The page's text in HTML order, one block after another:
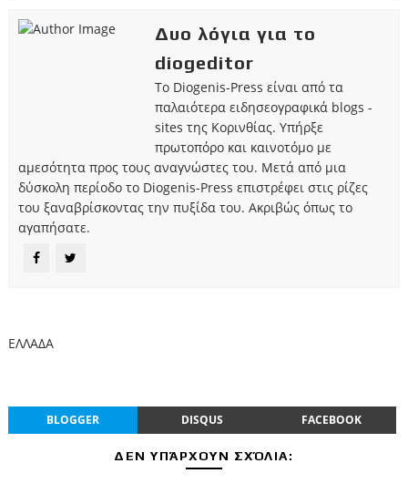
Δυο λόγια για το
diogeditor
Το Diogenis-Press είναι από τα
παλαιότερα ειδησεογραφικά blogs -
sites της Κορινθίας. Υπήρξε
πρωτοπόρο και καινοτόμο με
αμεσότητα προς τους αναγνώστες του. Μετά από μια
δύσκολη περίοδο το Diogenis-Press επιστρέφει στις ρίζες
του ξαναβρίσκοντας την πυξίδα του. Ακριβώς όπως το
αγαπήσατε.
ΕΛΛΑΔΑ
BLOGGER DISQUS FACEBOOK
ΔΕΝ ΥΠΆΡΧΟΥΝ ΣΧΌΛΙΑ: